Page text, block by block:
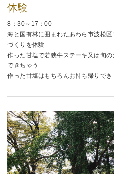
体験
8：30～17：00
海と国有林に囲まれたあわら市波松
づくりを体験
作った甘塩で若狭牛ステーキ又は旬
できちゃう
作った甘塩はもちろんお持ち帰りでき